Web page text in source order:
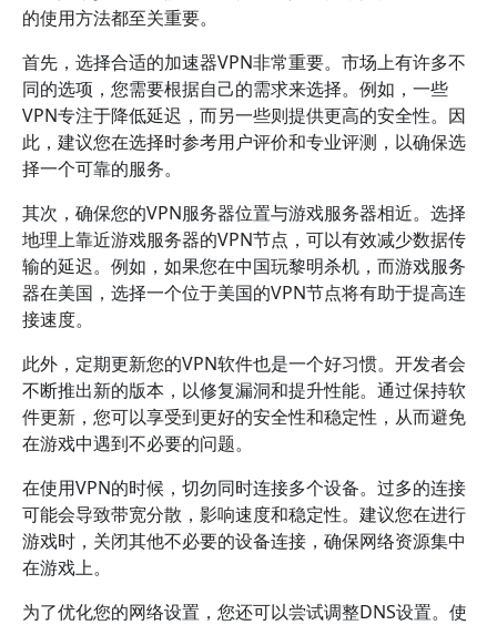
的使用方法都至关重要。
首先，选择合适的加速器VPN非常重要。市场上有许多不
同的选项，您需要根据自己的需求来选择。例如，一些
VPN专注于降低延迟，而另一些则提供更高的安全性。因
此，建议您在选择时参考用户评价和专业评测，以确保选
择一个可靠的服务。
其次，确保您的VPN服务器位置与游戏服务器相近。选择
地理上靠近游戏服务器的VPN节点，可以有效减少数据传
输的延迟。例如，如果您在中国玩黎明杀机，而游戏服务
器在美国，选择一个位于美国的VPN节点将有助于提高连
接速度。
此外，定期更新您的VPN软件也是一个好习惯。开发者会
不断推出新的版本，以修复漏洞和提升性能。通过保持软
件更新，您可以享受到更好的安全性和稳定性，从而避免
在游戏中遇到不必要的问题。
在使用VPN的时候，切勿同时连接多个设备。过多的连接
可能会导致带宽分散，影响速度和稳定性。建议您在进行
游戏时，关闭其他不必要的设备连接，确保网络资源集中
在游戏上。
为了优化您的网络设置，您还可以尝试调整DNS设置。使